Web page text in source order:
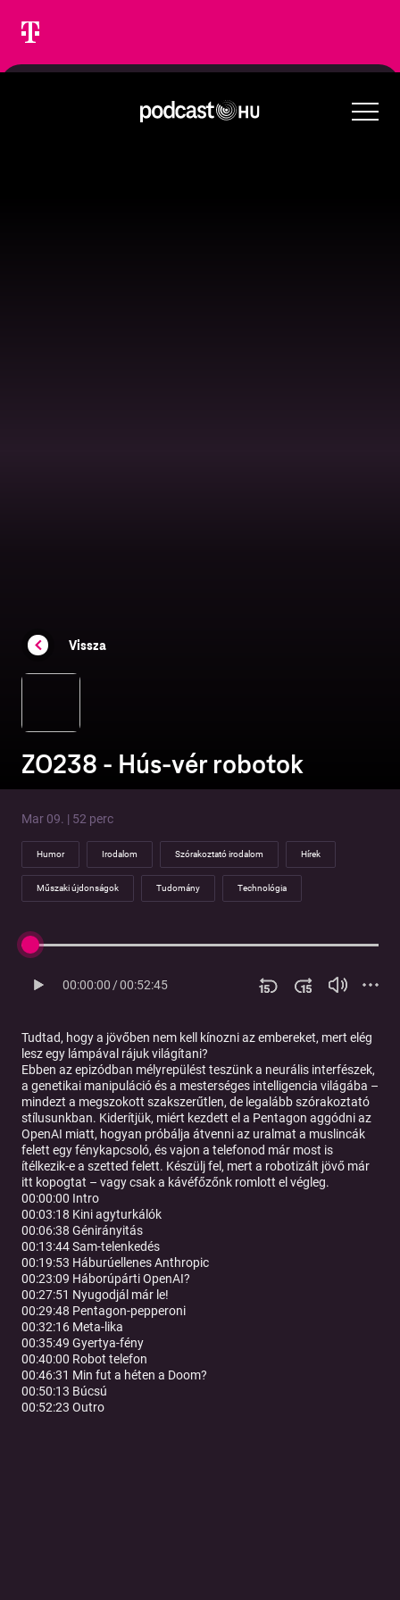
Vissza
ZO238 - Hús-vér robotok
Mar 09. | 52 perc
Humor Irodalom Szórakoztató irodalom Hírek
Műszaki újdonságok Tudomány Technológia
00:00:00/00:52:45
Tudtad, hogy a jövőben nem kell kínozni az embereket, mert elég
lesz egy lámpával rájuk világítani?
Ebben az epizódban mélyrepülést teszünk a neurális interfészek,
a genetikai manipuláció és a mesterséges intelligencia világába –
mindezt a megszokott szakszerűtlen, de legalább szórakoztató
stílusunkban. Kiderítjük, miért kezdett el a Pentagon aggódni az
OpenAI miatt, hogyan próbálja átvenni az uralmat a muslincák
felett egy fénykapcsoló, és vajon a telefonod már most is
ítélkezik-e a szetted felett. Készülj fel, mert a robotizált jövő már
itt kopogtat – vagy csak a kávéfőzőnk romlott el végleg.
00:00:00 Intro
00:03:18 Kini agyturkálók
00:06:38 Génirányitás
00:13:44 Sam-telenkedés
00:19:53 Háburúellenes Anthropic
00:23:09 Háborúpárti OpenAI?
00:27:51 Nyugodjál már le!
00:29:48 Pentagon-pepperoni
00:32:16 Meta-lika
00:35:49 Gyertya-fény
00:40:00 Robot telefon
00:46:31 Min fut a héten a Doom?
00:50:13 Búcsú
00:52:23 Outro